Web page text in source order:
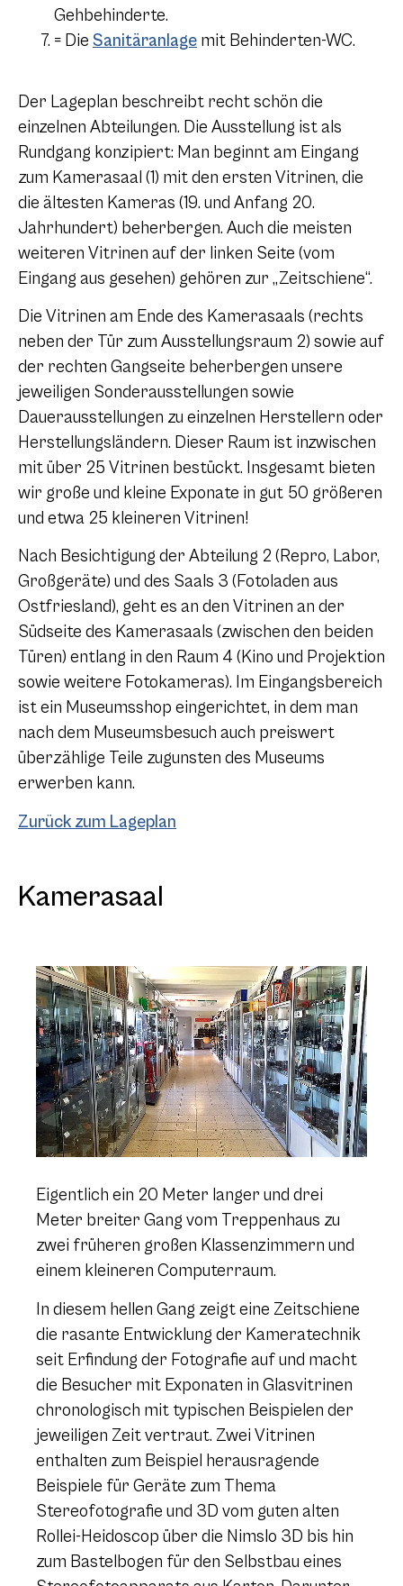
Gehbehinderte.
= Die Sanitäranlage mit Behinderten-WC.
Der Lageplan beschreibt recht schön die
einzelnen Abteilungen. Die Ausstellung ist als
Rundgang konzipiert: Man beginnt am Eingang
zum Kamerasaal (1) mit den ersten Vitrinen, die
die ältesten Kameras (19. und Anfang 20.
Jahrhundert) beherbergen. Auch die meisten
weiteren Vitrinen auf der linken Seite (vom
Eingang aus gesehen) gehören zur „Zeitschiene“.
Die Vitrinen am Ende des Kamerasaals (rechts
neben der Tür zum Ausstellungsraum 2) sowie auf
der rechten Gangseite beherbergen unsere
jeweiligen Sonderausstellungen sowie
Dauerausstellungen zu einzelnen Herstellern oder
Herstellungsländern. Dieser Raum ist inzwischen
mit über 25 Vitrinen bestückt. Insgesamt bieten
wir große und kleine Exponate in gut 50 größeren
und etwa 25 kleineren Vitrinen!
Nach Besichtigung der Abteilung 2 (Repro, Labor,
Großgeräte) und des Saals 3 (Fotoladen aus
Ostfriesland), geht es an den Vitrinen an der
Südseite des Kamerasaals (zwischen den beiden
Türen) entlang in den Raum 4 (Kino und Projektion
sowie weitere Fotokameras). Im Eingangsbereich
ist ein Museumsshop eingerichtet, in dem man
nach dem Museumsbesuch auch preiswert
überzählige Teile zugunsten des Museums
erwerben kann.
Zurück zum Lageplan
Kamerasaal
Eigentlich ein 20 Meter langer und drei
Meter breiter Gang vom Treppenhaus zu
zwei früheren großen Klassenzimmern und
einem kleineren Computerraum.
In diesem hellen Gang zeigt eine Zeitschiene
die rasante Entwicklung der Kameratechnik
seit Erfindung der Fotografie auf und macht
die Besucher mit Exponaten in Glasvitrinen
chronologisch mit typischen Beispielen der
jeweiligen Zeit vertraut. Zwei Vitrinen
enthalten zum Beispiel herausragende
Beispiele für Geräte zum Thema
Stereofotografie und 3D vom guten alten
Rollei-Heidoscop über die Nimslo 3D bis hin
zum Bastelbogen für den Selbstbau eines